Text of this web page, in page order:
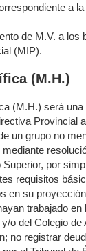
a
de M.V. a los
(MIP).
(M.H.)
(M.H.) será una
Provincial
un grupo no
por
requisitos
en su
trabajado en
o del Colegio de
no registrar